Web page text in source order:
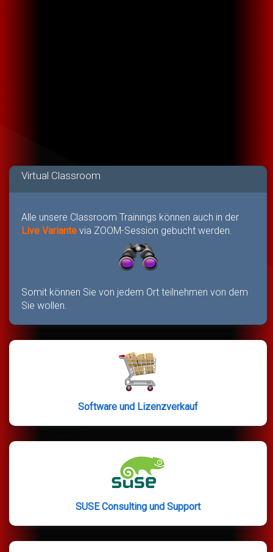
Virtual Classroom
Alle unsere Classroom Trainings können auch in der
Live Variante via ZOOM-Session gebucht werden.
Somit können Sie von jedem Ort teilnehmen von dem
Sie wollen.
Software und Lizenzverkauf
SUSE Consulting und Support